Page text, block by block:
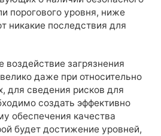
порогового уровня, ниже
никакие последствия для
воздействие загрязнения
даже при относительно
для сведения рисков для
создать эффективно
обеспечения качества
будет достижение уровней,